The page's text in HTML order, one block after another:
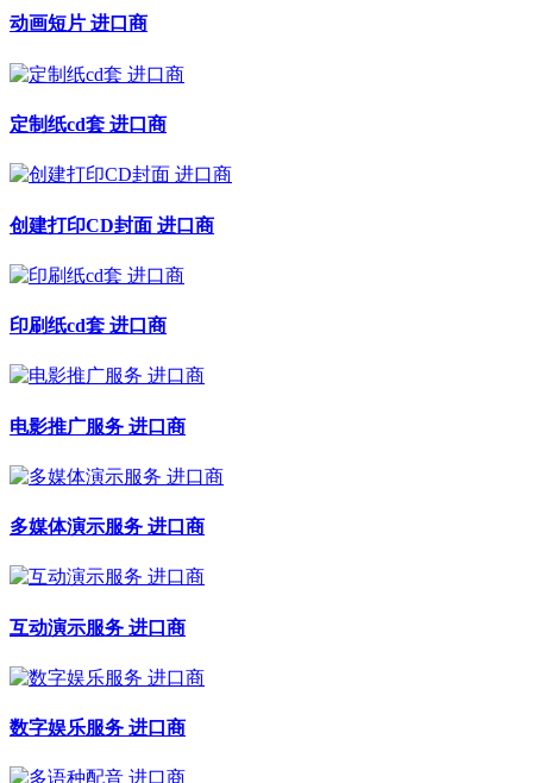
动画短片 进口商
定制纸cd套 进口商
创建打印CD封面 进口商
印刷纸cd套 进口商
电影推广服务 进口商
多媒体演示服务 进口商
互动演示服务 进口商
数字娱乐服务 进口商